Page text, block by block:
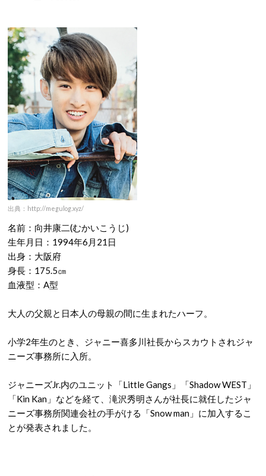
出典：http://megulog.xyz/
名前：向井康二(むかいこうじ)
生年月日：1994年6月21日
出身：大阪府
身長：175.5㎝
血液型：A型
大人の父親と日本人の母親の間に生まれたハーフ。
小学2年生のとき、ジャニー喜多川社長からスカウトされジャ
ニーズ事務所に入所。
ジャニーズJr.内のユニット「Little Gangs」「Shadow WEST」
「Kin Kan」などを経て、滝沢秀明さんが社長に就任したジャ
ニーズ事務所関連会社の手がける「Snow man」に加入するこ
とが発表されました。